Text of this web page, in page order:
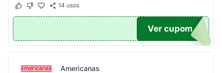
Este cupom funcionou
Este cupom não funcionou
14 usos
UPOM
Ver cupom
Americanas